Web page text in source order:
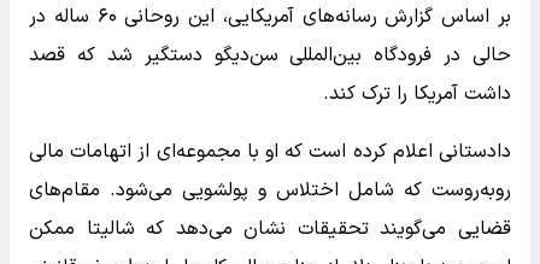
بر اساس گزارش رسانه‌های آمریکایی، این روحانی ۶۰ ساله در
حالی در فرودگاه بین‌المللی سن‌دیگو دستگیر شد که قصد
داشت آمریکا را ترک کند.
دادستانی اعلام کرده است که او با مجموعه‌ای از اتهامات مالی
روبه‌روست که شامل اختلاس و پولشویی می‌شود. مقام‌های
قضایی می‌گویند تحقیقات نشان می‌دهد که شالیتا ممکن